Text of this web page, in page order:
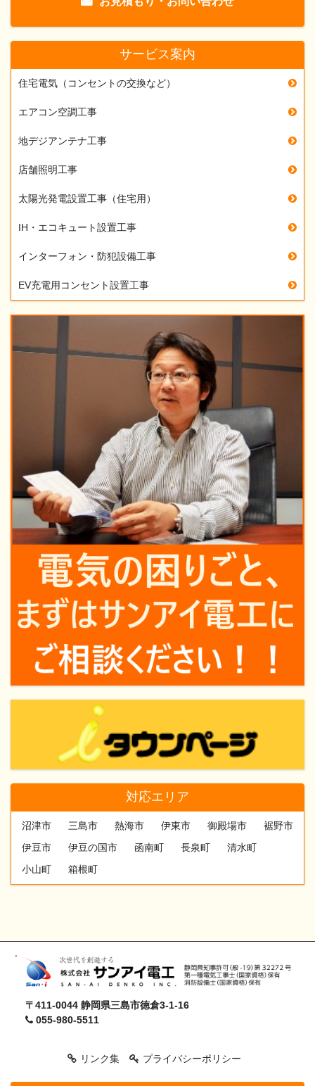
サービス案内
住宅電気（コンセントの交換など）
エアコン空調工事
地デジアンテナ工事
店舗照明工事
太陽光発電設置工事（住宅用）
IH・エコキュート設置工事
インターフォン・防犯設備工事
EV充電用コンセント設置工事
対応エリア
沼津市 三島市 熱海市 伊東市 御殿場市
裾野市
伊豆市
伊豆の国市 函南町 長泉町
清水町
小山町
箱根町
〒411-0044 静岡県三島市徳倉3-1-16
055-980-5511
リンク集 プライバシーポリシー